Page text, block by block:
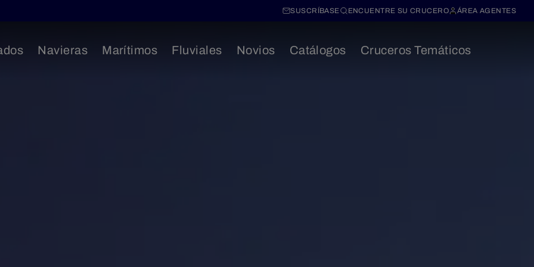
SUSCRÍBASE ENCUENTRE SU CRUCERO ÁREA AGENTES
Navieras Marítimos Fluviales Novios Catálogos Cruceros Temáticos